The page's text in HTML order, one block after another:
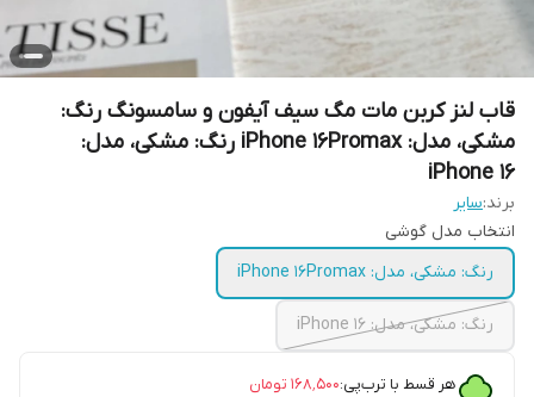
قاب لنز کربن مات مگ سیف آیفون و سامسونگ رنگ:
مشکی، مدل: iPhone 16Promax رنگ: مشکی، مدل:
iPhone 16
برند:سایر
انتخاب مدل گوشی
رنگ: مشکی، مدل: iPhone 16Promax
رنگ: مشکی، مدل: iPhone 16
هر قسط با ترب‌پی:۱۶۸٬۵۰۰ تومان